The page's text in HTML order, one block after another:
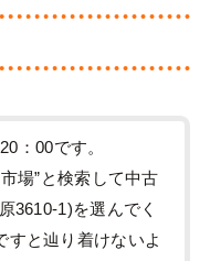
：00です。
場”と検索して中古
3610-1)を選んでく
すと辿り着けないよ